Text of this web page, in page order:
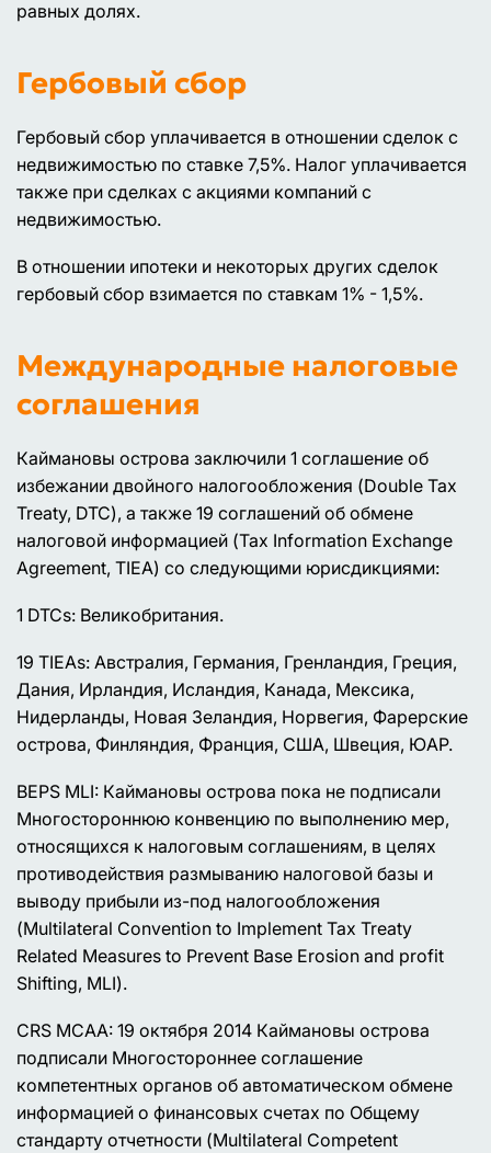
равных долях.
Гербовый сбор
Гербовый сбор уплачивается в отношении сделок с
недвижимостью по ставке 7,5%. Налог уплачивается
также при сделках с акциями компаний с
недвижимостью.
В отношении ипотеки и некоторых других сделок
гербовый сбор взимается по ставкам 1% - 1,5%.
Международные налоговые
соглашения
Каймановы острова заключили 1 соглашение об
избежании двойного налогообложения (Double Tax
Treaty, DTC), а также 19 соглашений об обмене
налоговой информацией (Tax Information Exchange
Agreement, TIEA) со следующими юрисдикциями:
1 DTCs: Великобритания.
19 TIEAs: Австралия, Германия, Гренландия, Греция,
Дания, Ирландия, Исландия, Канада, Мексика,
Нидерланды, Новая Зеландия, Норвегия, Фарерские
острова, Финляндия, Франция, США, Швеция, ЮАР.
BEPS MLI: Каймановы острова пока не подписали
Многостороннюю конвенцию по выполнению мер,
относящихся к налоговым соглашениям, в целях
противодействия размыванию налоговой базы и
выводу прибыли из-под налогообложения
(Multilateral Convention to Implement Tax Treaty
Related Measures to Prevent Base Erosion and profit
Shifting, MLI).
CRS MCAA: 19 октября 2014 Каймановы острова
подписали Многостороннее соглашение
компетентных органов об автоматическом обмене
информацией о финансовых счетах по Общему
стандарту отчетности (Multilateral Competent